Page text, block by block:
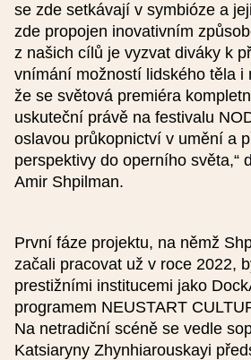
se zde setkávají v symbióze a
zde propojen inovativním
z našich cílů je vyzvat diváky k
vnímání možností lidského těla i
že se světová premiéra
uskuteční právě na festivalu
oslavou průkopnictví v umění a
perspektivy do operního světa,“
Amir Shpilman.
První fáze projektu, na němž
začali pracovat už v roce 2022,
prestižními institucemi jako
programem NEUSTART
Na netradiční scéně se vedle
Katsiaryny Zhynhiarouskayi
Základní cena
Snížená cena
Rodinné vstupné
Poznámka
Místo